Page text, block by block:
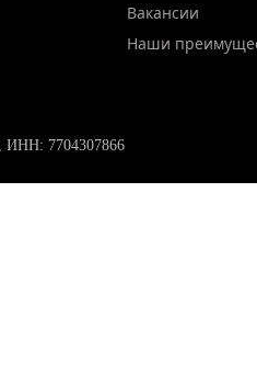
Вакансии
Наши
7704307866